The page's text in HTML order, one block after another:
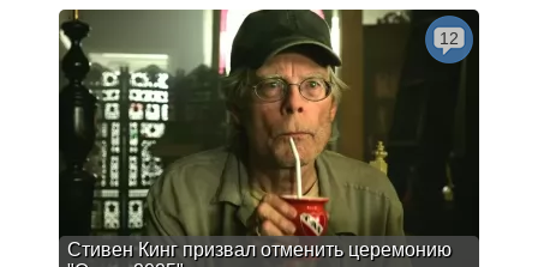
Стивен Кинг призвал отменить церемонию
12